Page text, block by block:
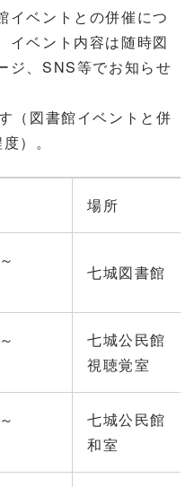
ベントとの併催につ
イベント内容は随時図
ジ、SNS等でお知らせ
（図書館イベントと併
）。
場所
七城図書館
七城公民館
視聴覚室
七城公民館
和室